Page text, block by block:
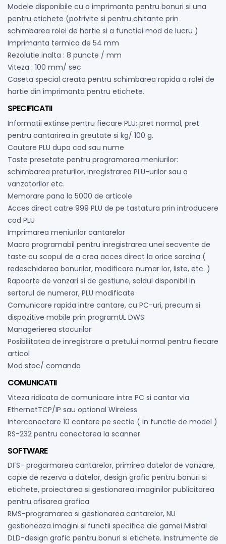
Modele disponibile cu o imprimanta pentru bonuri si una
pentru etichete (potrivite si pentru chitante prin
schimbarea rolei de hartie si a functiei mod de lucru )
Imprimanta termica de 54 mm
Rezolutie inalta : 8 puncte / mm
Viteza : 100 mm/ sec
Caseta special creata pentru schimbarea rapida a rolei de
hartie din imprimanta pentru etichete.
SPECIFICATII
Informatii extinse pentru fiecare PLU: pret normal, pret
pentru cantarirea in greutate si kg/ 100 g.
Cautare PLU dupa cod sau nume
Taste presetate pentru programarea meniurilor:
schimbarea preturilor, inregistrarea PLU-urilor sau a
vanzatorilor etc.
Memorare pana la 5000 de articole
Acces direct catre 999 PLU de pe tastatura prin introducere
cod PLU
Imprimarea meniurilor cantarelor
Macro programabil pentru inregistrarea unei secvente de
taste cu scopul de a crea acces direct la orice sarcina (
redeschiderea bonurilor, modificare numar lor, liste, etc. )
Rapoarte de vanzari si de gestiune, soldul disponibil in
sertarul de numerar, PLU modificate
Comunicare rapida intre cantare, cu PC-uri, precum si
dispozitive mobile prin programUL DWS
Managerierea stocurilor
Posibilitatea de inregistrare a pretului normal pentru fiecare
articol
Mod stoc/ comanda
COMUNICATII
Viteza ridicata de comunicare intre PC si cantar via
EthernetTCP/IP sau optional Wireless
Interconectare 10 cantare pe sectie ( in functie de model )
RS-232 pentru conectarea la scanner
SOFTWARE
DFS- progarmarea cantarelor, primirea datelor de vanzare,
copie de rezerva a datelor, design grafic pentru bonuri si
etichete, proiectarea si gestionarea imaginilor publicitarea
pentru afisarea grafica
RMS-programarea si gestionarea cantarelor, NU
gestioneaza imagini si functii specifice ale gamei Mistral
DLD-design grafic pentru bonuri si etichete. Instrumente de